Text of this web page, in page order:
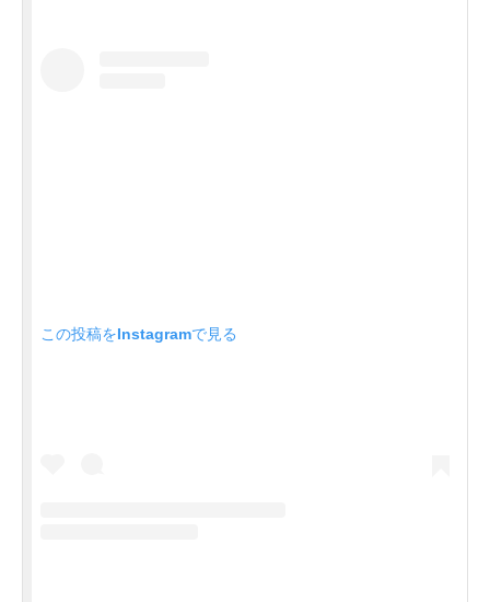
この投稿をInstagramで見る